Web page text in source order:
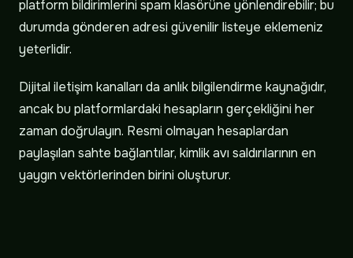
platform bildirimlerini spam klasörüne yönlendirebilir; bu
durumda gönderen adresi güvenilir listeye eklemeniz
yeterlidir.
Dijital iletişim kanalları da anlık bilgilendirme kaynağıdır,
ancak bu platformlardaki hesapların gerçekliğini her
zaman doğrulayın. Resmi olmayan hesaplardan
paylaşılan sahte bağlantılar, kimlik avı saldırılarının en
yaygın vektörlerinden birini oluşturur.